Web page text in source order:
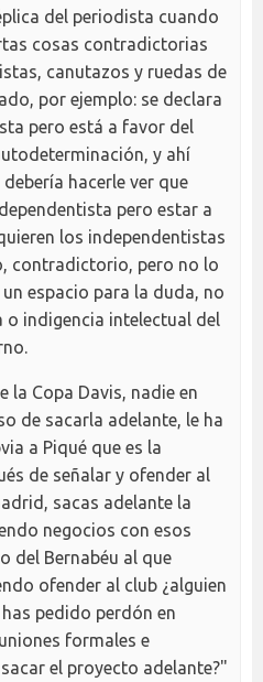
del periodista cuando
cosas contradictorias
canutazos y ruedas de
por ejemplo: se declara
pero está a favor del
y ahí
hacerle ver que
pero estar a
los independentistas
contradictorio, pero no lo
espacio para la duda, no
o indigencia intelectual del
la Copa Davis, nadie en
de sacarla adelante, le ha
a Piqué que es la
de señalar y ofender al
sacas adelante la
negocios con esos
del Bernabéu al que
ofender al club ¿alguien
pedido perdón en
formales e
el proyecto adelante?"